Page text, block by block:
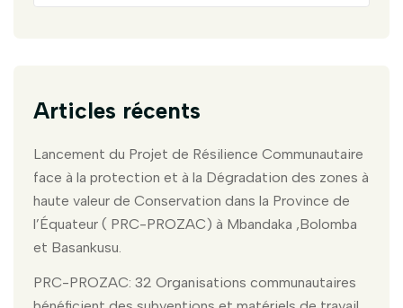
Articles récents
Lancement du Projet de Résilience Communautaire
face à la protection et à la Dégradation des zones à
haute valeur de Conservation dans la Province de
l’Équateur ( PRC-PROZAC) à Mbandaka ,Bolomba
et Basankusu.
PRC-PROZAC: 32 Organisations communautaires